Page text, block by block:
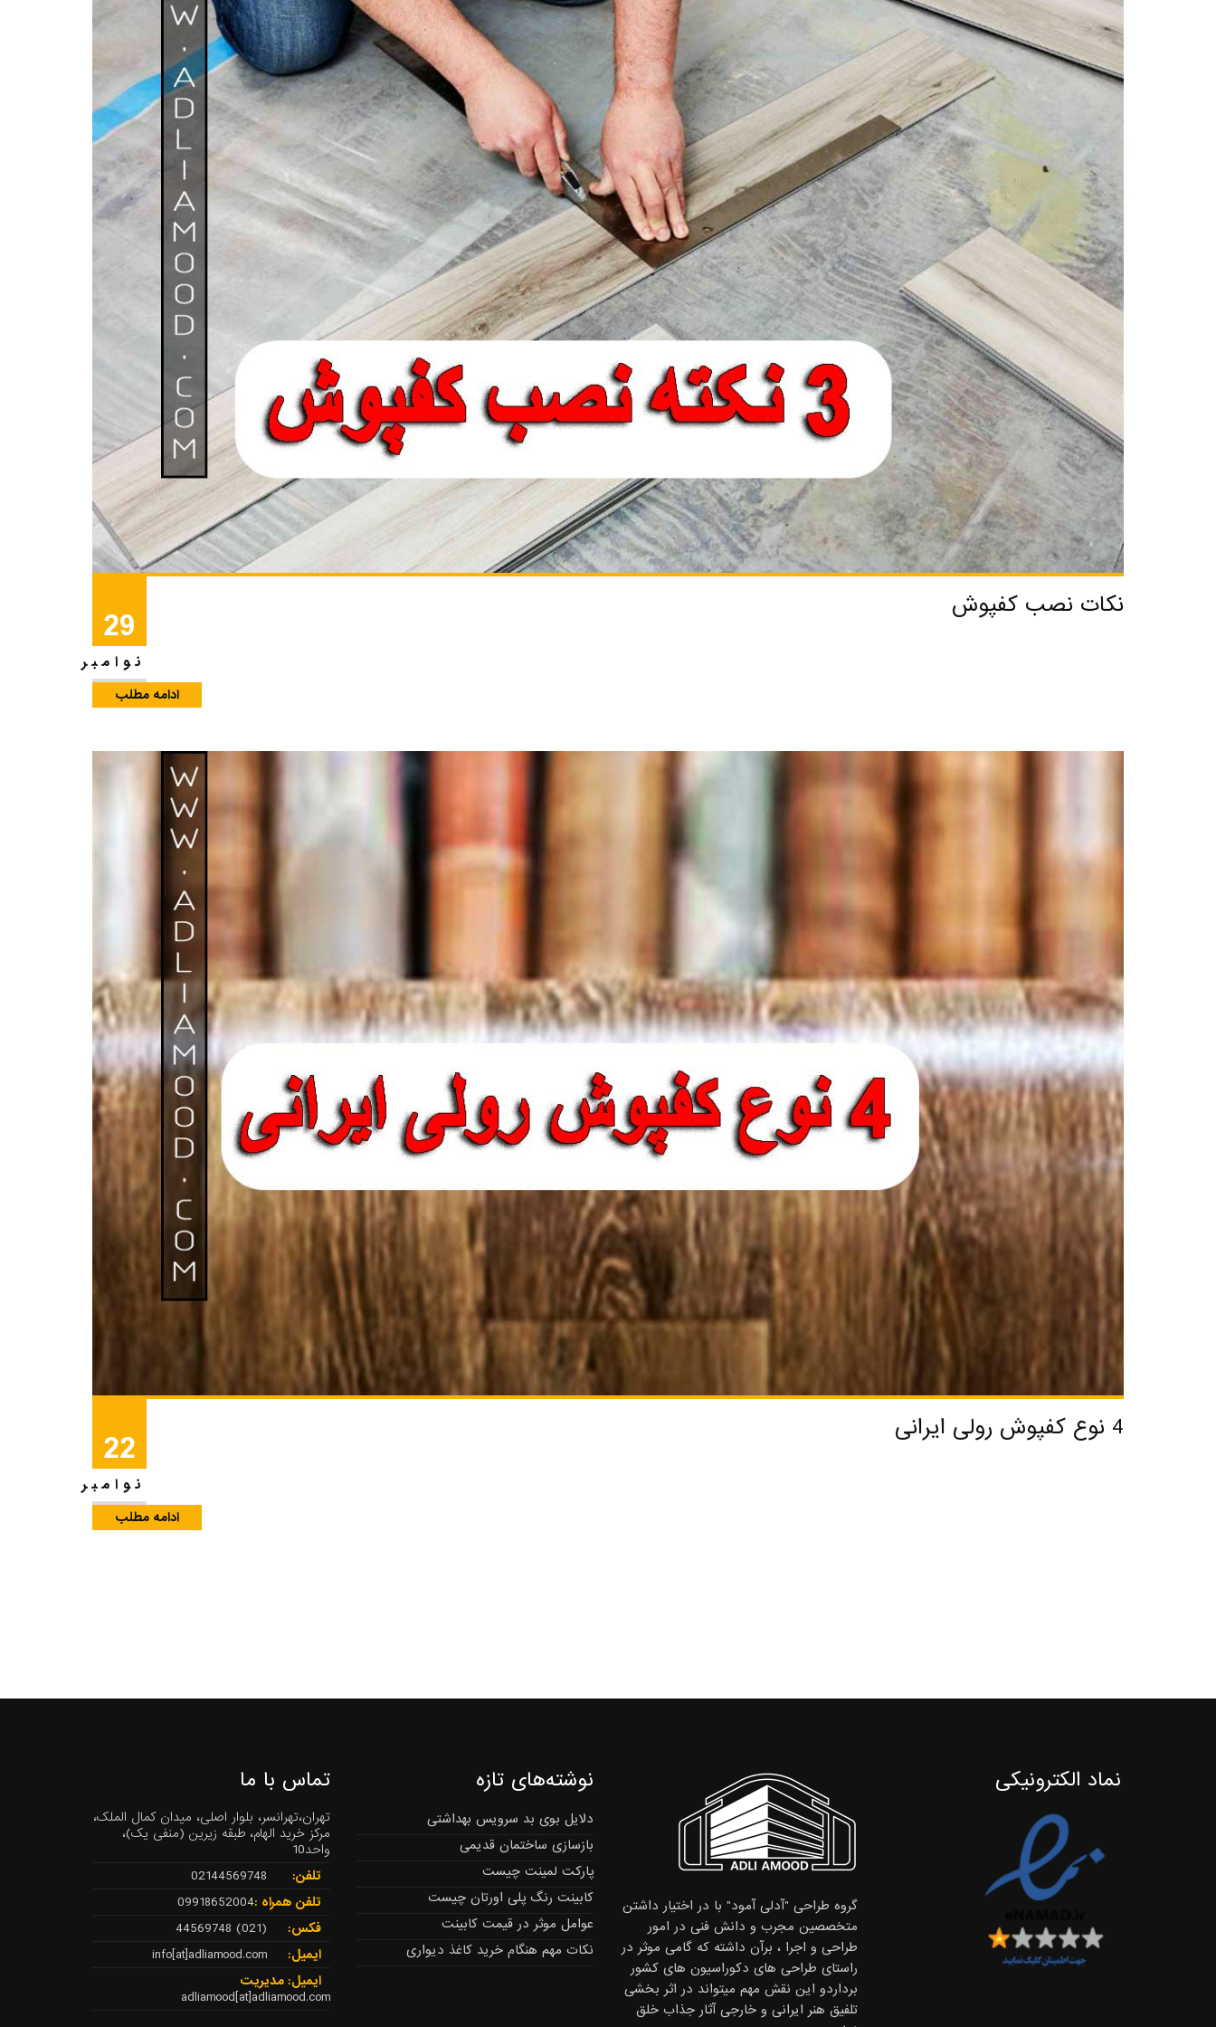
29
نوامبر
نکات نصب کفپوش
ادامه مطلب
22
نوامبر
4 نوع کفپوش رولی ایرانی
ادامه مطلب
تماس با ما
تهران،تهرانسر، بلوار اصلی، میدان کمال الملک،
مرکز خرید الهام، طبقه زیرین (منفی یک)،
واحد10
تلفن:
02144569748
تلفن همراه :09918652004
فکس:
(021) 44569748
ایمیل:
info[at]adliamood.com
ایمیل: مدیریت
adliamood[at]adliamood.com
نوشته‌های تازه
دلایل بوی بد سرویس بهداشتی
بازسازی ساختمان قدیمی
پارکت لمینت چیست
کابینت رنگ پلی اورتان چیست
عوامل موثر در قیمت کابینت
نکات مهم هنگام خرید کاغذ دیواری
گروه طراحی "آدلی آمود" با در اختیار داشتن
متخصصین مجرب و دانش فنی در امور
طراحی و اجرا ، برآن داشته که گامی موثر در
راستای طراحی های دکوراسیون های کشور
برداردو این نقش مهم میتواند در اثر بخشی
تلفیق هنر ایرانی و خارجی آثار جذاب خلق
نماد الکترونیکی